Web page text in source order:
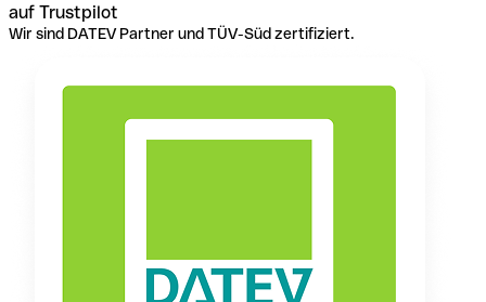
auf Trustpilot
Wir sind DATEV Partner und TÜV-Süd zertifiziert.